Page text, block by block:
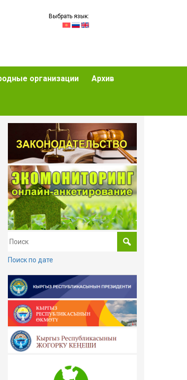
Выбрать язык:
организации Архив
Поиск по дате